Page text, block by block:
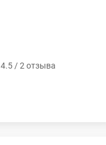
4.5 / 2 отзыва